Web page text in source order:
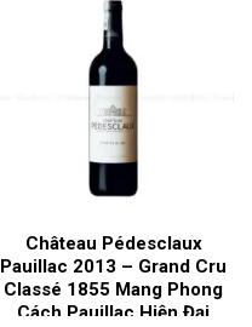
Château Pédesclaux
Pauillac 2013 – Grand Cru
Classé 1855 Mang Phong
Cách Pauillac Hiện Đại